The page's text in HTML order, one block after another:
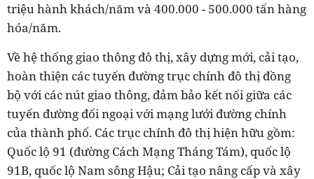
triệu hành khách/năm và 400.000 - 500.000 tấn hàng
hóa/năm.
Về hệ thống giao thông đô thị, xây dựng mới, cải tạo,
hoàn thiện các tuyến đường trục chính đô thị đồng
bộ với các nút giao thông, đảm bảo kết nối giữa các
tuyến đường đối ngoại với mạng lưới đường chính
của thành phố. Các trục chính đô thị hiện hữu gồm:
Quốc lộ 91 (đường Cách Mạng Tháng Tám), quốc lộ
91B, quốc lộ Nam sông Hậu; Cải tạo nâng cấp và xây